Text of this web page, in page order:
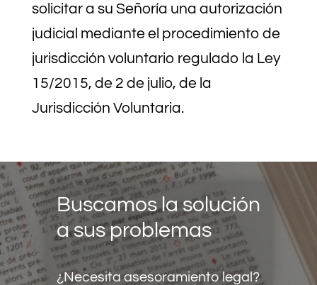
solicitar a su Señoría una autorización
judicial mediante el procedimiento de
jurisdicción voluntario regulado la Ley
15/2015, de 2 de julio, de la
Jurisdicción Voluntaria.
Buscamos la solución
a sus problemas
¿Necesita asesoramiento legal?